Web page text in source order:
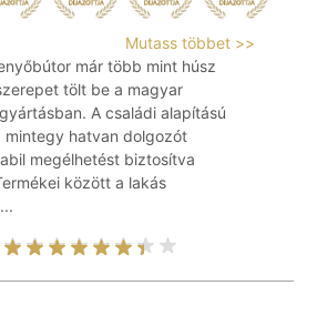
Mutass többet >>
már több mint húsz
tölt be a magyar
A családi alapítású
mintegy hatvan dolgozót
megélhetést biztosítva
között a lakás